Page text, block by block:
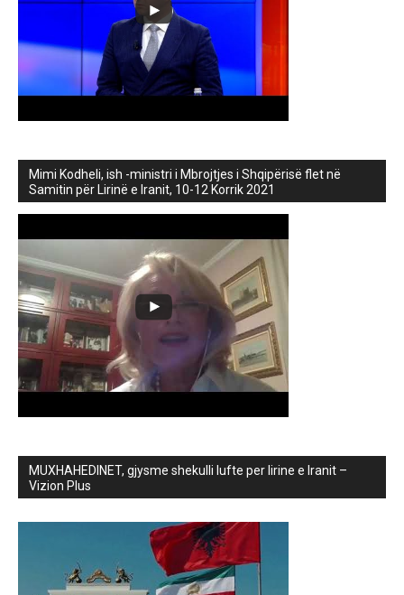
Mimi Kodheli, ish -ministri i Mbrojtjes i Shqipërisë flet në
Samitin për Lirinë e Iranit, 10-12 Korrik 2021
MUXHAHEDINET, gjysme shekulli lufte per lirine e Iranit –
Vizion Plus